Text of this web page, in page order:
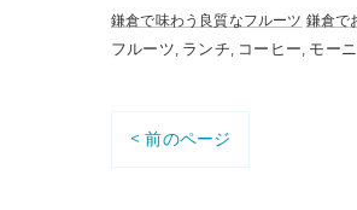
鎌倉で味わう良質なフルーツ 鎌倉で
フルーツ ランチ コーヒー モー
< 前のページ